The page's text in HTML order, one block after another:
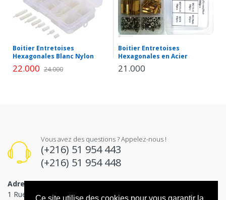
Ce site utilise des cookies pour vous garantir la
Boitier Entretoises
Hexagonales Blanc Nylon
22.000 24.000
Boitier Entretoises
Hexagonales en Acier
21.000
Vous avez des questions ? Appelez-nous !
(+216) 51 954 443
(+216) 51 954 448
Adresse
1 Rue Pierre Mendès France، Ariana 2080